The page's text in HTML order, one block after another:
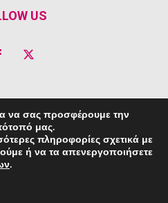
US
να σας προσφέρουμε την
μας.
πληροφορίες σχετικά με
ή να τα απενεργοποιήσετε
.